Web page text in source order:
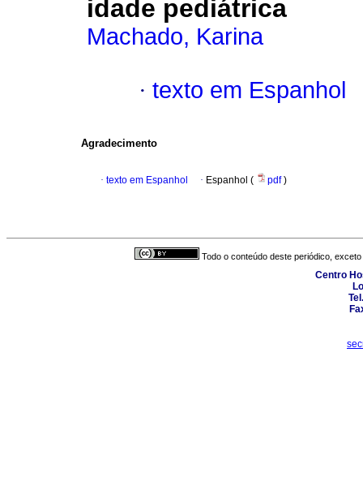
idade pediátrica
Machado, Karina
· texto em Espanhol
Agradecimento
· texto em Espanhol · Espanhol ( pdf)
Todo o conteúdo deste periódico,
Centro